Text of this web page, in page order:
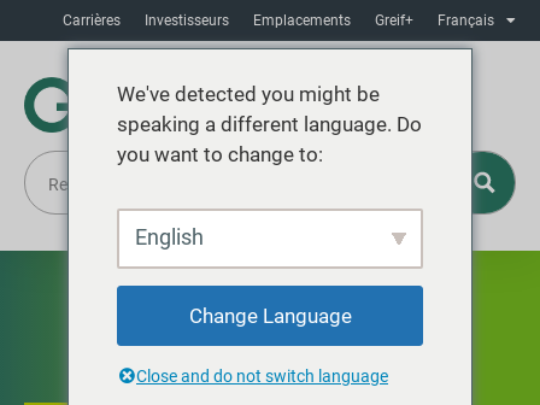
Carrières Investisseurs Emplacements Greif+ Français
We've detected you might be
speaking a different language. Do
you want to change to:
English
Change Language
Close and do not switch language